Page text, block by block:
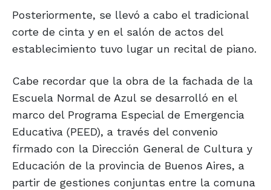
Posteriormente, se llevó a cabo el tradicional
corte de cinta y en el salón de actos del
establecimiento tuvo lugar un recital de piano.
Cabe recordar que la obra de la fachada de la
Escuela Normal de Azul se desarrolló en el
marco del Programa Especial de Emergencia
Educativa (PEED), a través del convenio
firmado con la Dirección General de Cultura y
Educación de la provincia de Buenos Aires, a
partir de gestiones conjuntas entre la comuna